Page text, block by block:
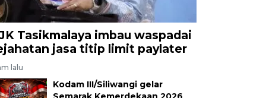
Tasikmalaya imbau waspadai
jasa titip limit paylater
lalu
Kodam III/Siliwangi gelar